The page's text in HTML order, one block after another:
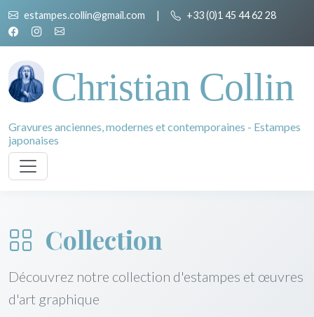
estampes.collin@gmail.com | +33 (0)1 45 44 62 28
Christian Collin
Gravures anciennes, modernes et contemporaines - Estampes
japonaises
Collection
Découvrez notre collection d'estampes et œuvres
d'art graphique